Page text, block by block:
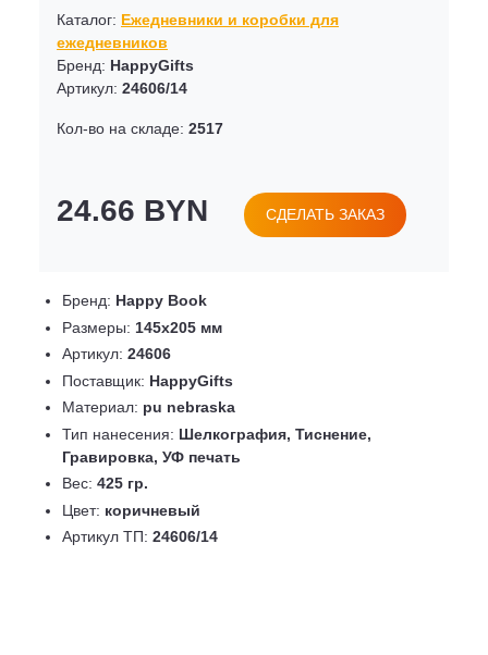
Каталог: Ежедневники и коробки для
ежедневников
Бренд: HappyGifts
Артикул: 24606/14
Кол-во на складе: 2517
24.66 BYN СДЕЛАТЬ ЗАКАЗ
Бренд: Happy Book
Размеры: 145х205 мм
Артикул: 24606
Поставщик: HappyGifts
Материал: pu nebraska
Тип нанесения: Шелкография, Тиснение,
Гравировка, УФ печать
Вес: 425 гр.
Цвет: коричневый
Артикул ТП: 24606/14